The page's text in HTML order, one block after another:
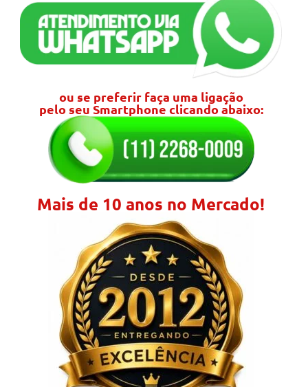
ou se preferir faça uma ligação
pelo seu Smartphone clicando abaixo:
Mais de 10 anos no Mercado!